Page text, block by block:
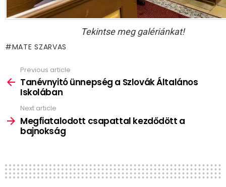
Tekintse meg galériánkat!
MATE SZARVAS
more
Previous article
Tanévnyitó ünnepség a Szlovák Általános
Iskolában
Next article
Megfiatalodott csapattal kezdődött a
bajnokság